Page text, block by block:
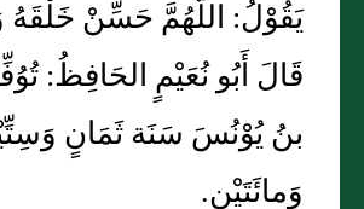
يَقُوْلُ: اللَّهُمَّ حَسِّنْ خَلْقَهُ
قَالَ أَبُو نُعَيْمٍ الحَافِظُ:
بنُ يُوْنُسَ سَنَة ثَمَانٍ
وَمائَتَيْنِ.